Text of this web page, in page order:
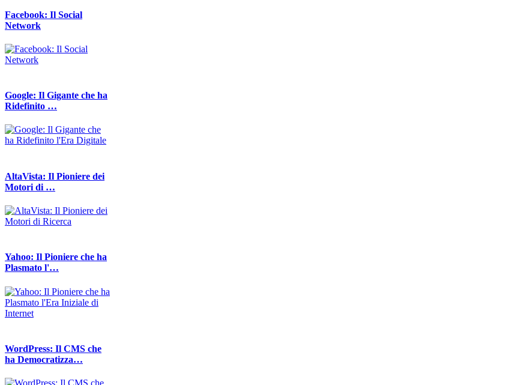
Facebook: Il Social
Network
Google: Il Gigante che ha
Ridefinito …
AltaVista: Il Pioniere dei
Motori di …
Yahoo: Il Pioniere che ha
Plasmato l'…
WordPress: Il CMS che
ha Democratizza…